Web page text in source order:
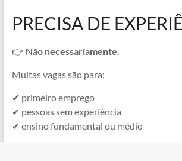
PRECISA DE
👉 Não necessariamente.
Muitas vagas são para:
✔ primeiro emprego
✔ pessoas sem experiência
✔ ensino fundamental ou médio